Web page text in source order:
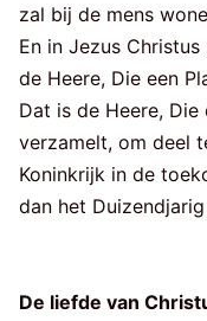
zal bij de mens
En in Jezus
de Heere, Die een
Dat is de Heere,
verzamelt, om deel
Koninkrijk in de
dan het
De liefde van